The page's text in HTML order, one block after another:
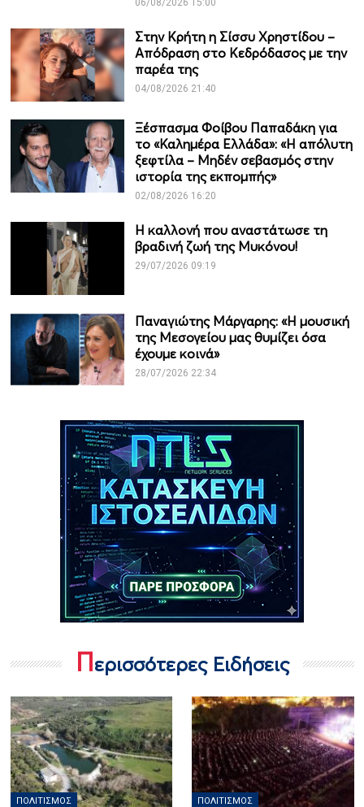
06/08/2026 15:00
Στην Κρήτη η Σίσσυ Χρηστίδου –
Απόδραση στο Κεδρόδασος με την
παρέα της
04/08/2026 21:40
Ξέσπασμα Φοίβου Παπαδάκη για
το «Καλημέρα Ελλάδα»: «Η απόλυτη
ξεφτίλα – Μηδέν σεβασμός στην
ιστορία της εκπομπής»
02/08/2026 16:20
Η καλλονή που αναστάτωσε τη
βραδινή ζωή της Μυκόνου!
29/07/2026 09:19
Παναγιώτης Μάργαρης: «Η μουσική
της Μεσογείου μας θυμίζει όσα
έχουμε κοινά»
28/07/2026 22:34
Περισσότερες Ειδήσεις
ΠΟΛΙΤΙΣΜΌΣ ΠΟΛΙΤΙΣΜΌΣ